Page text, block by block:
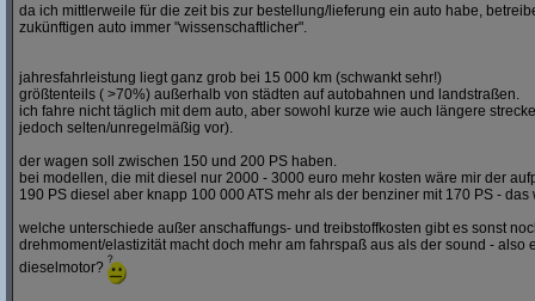
da ich mittlerweile für die zeit bis zur bestellung/lieferung ein auto habe,
zukünftigen auto immer "wissenschaftlicher".
jahresfahrleistung liegt ganz grob bei 15 000 km (schwankt sehr!)
größtenteils ( >70%) außerhalb von städten auf autobahnen und landstraßen.
ich fahre nicht täglich mit dem auto, aber sowohl kurze wie auch längere
jedoch selten/unregelmäßig vor).
der wagen soll zwischen 150 und 200 PS haben.
bei modellen, die mit diesel nur 2000 - 3000 euro mehr kosten wäre mir der
190 PS diesel aber knapp 100 000 ATS mehr als der benziner mit 170 PS - das
welche unterschiede außer anschaffungs- und treibstoffkosten gibt es sonst
drehmoment/elastizität macht doch mehr am fahrspaß aus als der sound - also
dieselmotor?